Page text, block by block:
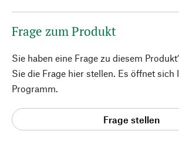
Frage zum Produkt
Sie haben eine Frage zu diesem
Sie die Frage hier stellen. Es öffnet sich
Programm.
Frage stellen